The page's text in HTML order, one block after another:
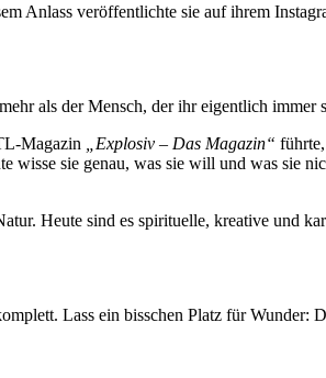
Anlass veröffentlichte sie auf ihrem
als der Mensch, der ihr eigentlich immer
Magazin
Explosiv – Das Magazin“
wisse sie genau, was sie will und was
Heute sind es spirituelle, kreative und
Lass ein bisschen Platz für Wunder: